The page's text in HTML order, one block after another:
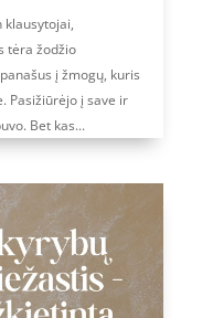
klausytojai,
tėra žodžio
į žmogų, kuris
Pasižiūrėjo į save ir
Bet kas...